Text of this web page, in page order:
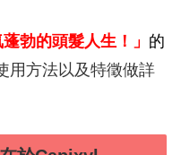
勃的頭髮人生！」 的
用方法以及特徵做詳